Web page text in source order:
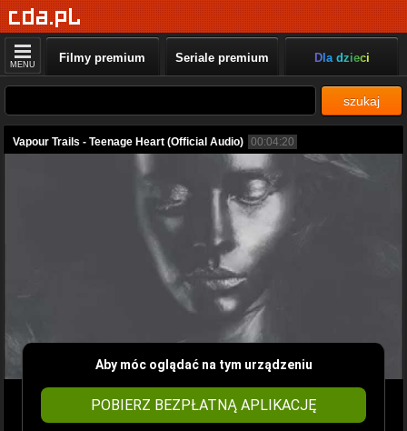
MENU Filmy premium Seriale premium Dla dzieci
szukaj
Vapour Trails - Teenage Heart (Official Audio) 00:04:20
Aby móc oglądać na tym urządzeniu
POBIERZ BEZPŁATNĄ APLIKACJĘ